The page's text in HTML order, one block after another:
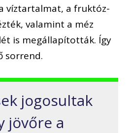
víztartalmat, a fruktóz-
valamint a méz
is megállapították. Így
sorrend.
jogosultak
jövőre a